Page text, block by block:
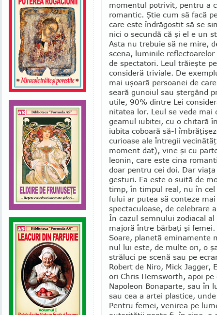
momentul potrivit, pentru a
romantic. Ştie cum să facă
care este îndrăgostit să se
nici o secundă că şi el e un
Asta nu trebuie să ne mire,
scena, luminile
de spectatori. Leul trăieşte
consideră triviale. De
mai uşoară persoanei de
seară gu­no­iul sau ştergând
utile, 90% dintre Lei
nitatea lor. Leul se vede mai
gea­mul iubitei, cu o chitară
iubita coboară să-l
cu­rioase ale întregii
mo­ment dat), vine şi cu
leonin, care este cina
doar pentru cei doi. Dar
gesturi. Ea este o suită de
timp, în timpul real, nu în
fului ar putea să conteze
spectaculoase, de celebrare
În cazul semnului zodiacal
majoră între bărbaţi şi
Soare, planetă emi­namente
nul lui este, de multe ori, o
străluci pe scenă sau pe
Robert de Niro, Mick Jagger,
ori Chris Hemsworth, apoi
Napoleon Bonaparte, sau în
sau cea a artei plastice,
Pentru femei, venirea pe